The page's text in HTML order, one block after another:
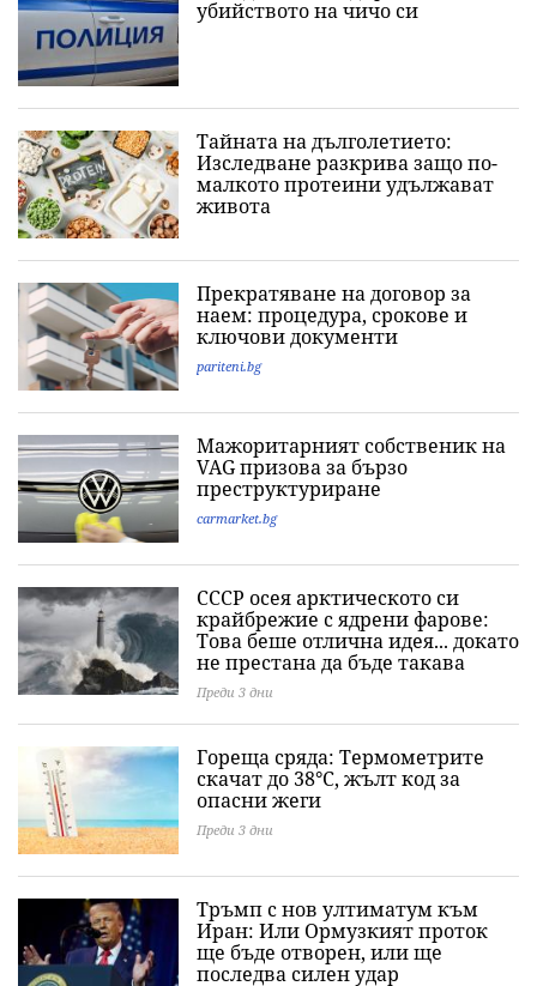
убийството на чичо си
Тайната на дълголетието:
Изследване разкрива защо по-
малкото протеини удължават
живота
Прекратяване на договор за
наем: процедура, срокове и
ключови документи
pariteni.bg
Мажоритарният собственик на
VAG призова за бързо
преструктуриране
carmarket.bg
СССР осея арктическото си
крайбрежие с ядрени фарове:
Това беше отлична идея... докато
не престана да бъде такава
Преди 3 дни
Гореща сряда: Термометрите
скачат до 38°C, жълт код за
опасни жеги
Преди 3 дни
Тръмп с нов ултиматум към
Иран: Или Ормузкият проток
ще бъде отворен, или ще
последва силен удар